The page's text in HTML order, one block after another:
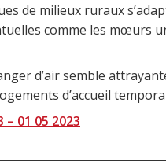
de milieux ruraux
comme les mœurs
d’air semble
d’accueil
01 05 2023